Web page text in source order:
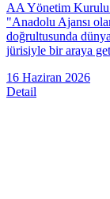
AA Yönetim Kurulu
"Anadolu Ajansı
doğrultusunda
jürisiyle bir araya
16 Haziran 2026
Detail